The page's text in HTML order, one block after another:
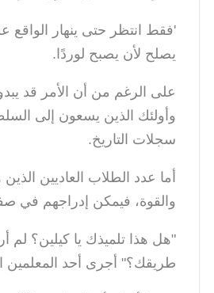
'فقط انتظر حتى ينهار
يصلح لأن يصبح لوردًا.
على الرغم من أن الأمر قد
وأولئك الذين يسعون إلى
سجلات التاريخ.
أما عدد الطلاب العاديين
والقوة، فيمكن إدراجهم في
"هل هذا تلميذك يا كيلين؟
طريقك؟" أجرى أحد المعلمين